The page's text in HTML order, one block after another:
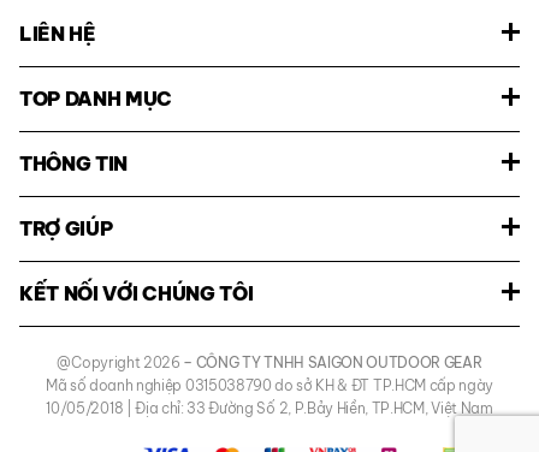
Chất liệu Cordura thường được sử dụng cho các sản phẩm outdoor và
Ngoài ra chất liệu này cũng có đặc tính trượt nước, giữ cho túi không
LIÊN HỆ
TOP DANH MỤC
THÔNG TIN
TRỢ GIÚP
KẾT NỐI VỚI CHÚNG TÔI
@Copyright 2026 – CÔNG TY TNHH SAIGON OUTDOOR GEAR
Mã số doanh nghiệp 0315038790 do sở KH & ĐT TP.HCM cấp ngày
10/05/2018 | Địa chỉ: 33 Đường Số 2, P.Bảy Hiền, TP.HCM, Việt Nam